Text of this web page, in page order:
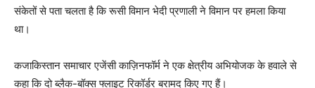
संकेतों से पता चलता है कि रूसी विमान भेदी प्रणाली ने विमान पर हमला किया
था।
कजाकिस्तान समाचार एजेंसी काज़िनफॉर्म ने एक क्षेत्रीय अभियोजक के हवाले से
कहा कि दो ब्लैक-बॉक्स फ्लाइट रिकॉर्डर बरामद किए गए हैं।